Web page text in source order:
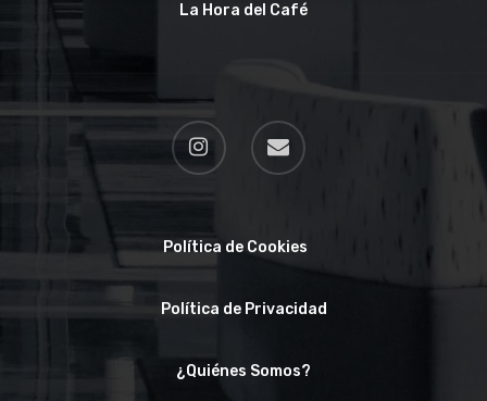
La Hora del Café
Política de Cookies
Política de Privacidad
¿Quiénes Somos?